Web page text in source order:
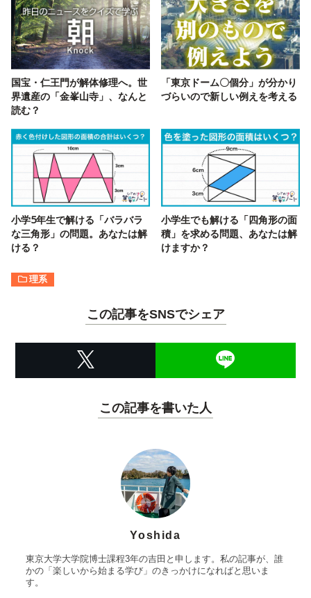
国宝・仁王門が解体修理へ。世
界遺産の「金峯山寺」、なんと
読む？
「東京ドーム〇個分」が分かり
づらいので新しい例えを考える
小学5年生で解ける「バラバラ
な三角形」の問題。あなたは解
ける？
小学生でも解ける「四角形の面
積」を求める問題、あなたは解
けますか？
理系
この記事をSNSでシェア
この記事を書いた人
Yoshida
東京大学大学院博士課程3年の吉田と申します。私の記事が、誰
かの「楽しいから始まる学び」のきっかけになればと思いま
す。